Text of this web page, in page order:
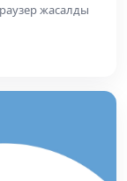
жасалды